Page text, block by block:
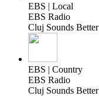
EBS | Local
EBS Radio
Cluj Sounds Better
EBS | Country
EBS Radio
Cluj Sounds Better